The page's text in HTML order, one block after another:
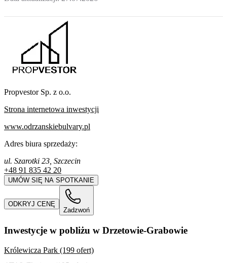
Propvestor Sp. z o.o.
Strona internetowa inwestycji
www.odrzanskiebulvary.pl
Adres biura sprzedaży:
ul. Szarotki 23, Szczecin
+48 91 835 42 20
UMÓW SIĘ NA SPOTKANIE
ODKRYJ CENĘ
Zadzwoń
Inwestycje w pobliżu w Drzetowie-Grabowie
Królewicza Park (199 ofert)